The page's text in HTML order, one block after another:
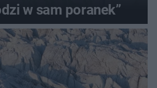
w sam poranek”